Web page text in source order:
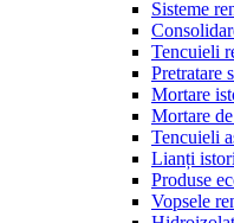
Sisteme
Tencuieli
Pretratare
Mortare
Mortare
Tencuieli
Lianți
Produse
Vopsele